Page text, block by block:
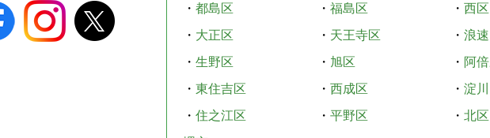
・ 都島区 ・ 福島区 ・ 西区
・ 大正区 ・ 天王寺区 ・ 浪
・ 生野区 ・ 旭区 ・ 阿
・ 東住吉区 ・ 西成区 ・ 淀
・ 住之江区 ・ 平野区 ・ 北区